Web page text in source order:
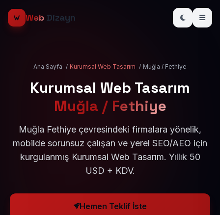
Web Dizayn
Ana Sayfa / Kurumsal Web Tasarım / Muğla / Fethiye
Kurumsal Web Tasarım
Muğla / Fethiye
Muğla Fethiye çevresindeki firmalara yönelik,
mobilde sorunsuz çalışan ve yerel SEO/AEO için
kurgulanmış Kurumsal Web Tasarım. Yıllık 50
USD + KDV.
Hemen Teklif İste